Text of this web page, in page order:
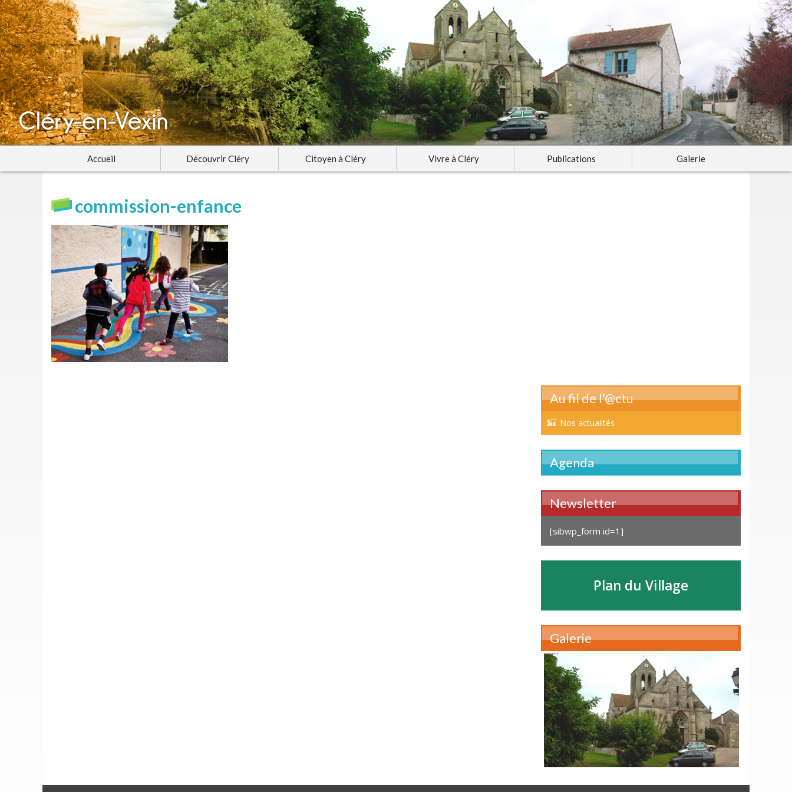
Accueil Découvrir Cléry Citoyen à Cléry Vivre à Cléry Publications Galerie
commission-enfance
Au fil de l’@ctu
Nos actualités
Agenda
Newsletter
[sibwp_form id=1]
Plan du Village
Galerie